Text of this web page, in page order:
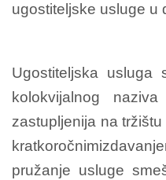
ugostiteljske usluge u
Ugostiteljska usluga
kolokvijalnog
zastupljenija na
pružanje usluge